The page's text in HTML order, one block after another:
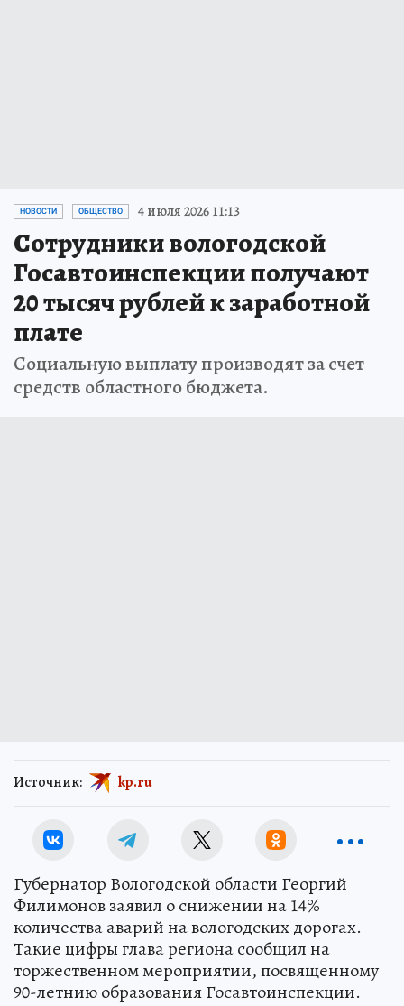
НОВОСТИ ОБЩЕСТВО 4 июля 2026 11:13
Сотрудники вологодской
Госавтоинспекции получают
20 тысяч рублей к заработной
плате
Социальную выплату производят за счет
средств областного бюджета.
Источник: kp.ru
Губернатор Вологодской области Георгий
Филимонов заявил о снижении на 14%
количества аварий на вологодских дорогах.
Такие цифры глава региона сообщил на
торжественном мероприятии, посвященному
90-летнию образования Госавтоинспекции.